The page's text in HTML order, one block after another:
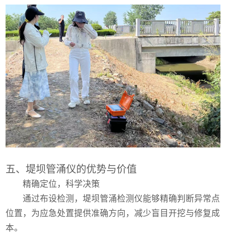
五、堤坝管涌仪的优势与价值
精确定位，科学决策
通过布设检测，堤坝管涌检测仪能够精确判断异常点
位置，为应急处置提供准确方向，减少盲目开挖与修复成
本。